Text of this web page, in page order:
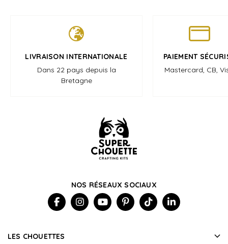
LIVRAISON INTERNATIONALE
Dans 22 pays depuis la
Bretagne
PAIEMENT
Mastercard, CB,
NOS RÉSEAUX SOCIAUX
LES CHOUETTES